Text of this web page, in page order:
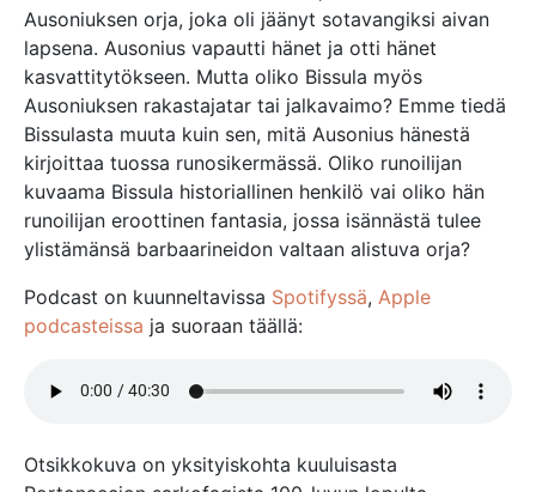
Ausoniuksen orja, joka oli jäänyt sotavangiksi aivan
lapsena. Ausonius vapautti hänet ja otti hänet
kasvattitytökseen. Mutta oliko Bissula myös
Ausoniuksen rakastajatar tai jalkavaimo? Emme tiedä
Bissulasta muuta kuin sen, mitä Ausonius hänestä
kirjoittaa tuossa runosikermässä. Oliko runoilijan
kuvaama Bissula historiallinen henkilö vai oliko hän
runoilijan eroottinen fantasia, jossa isännästä tulee
ylistämänsä barbaarineidon valtaan alistuva orja?
Podcast on kuunneltavissa Spotifyssä, Apple
podcasteissa ja suoraan täällä:
Otsikkokuva on yksityiskohta kuuluisasta